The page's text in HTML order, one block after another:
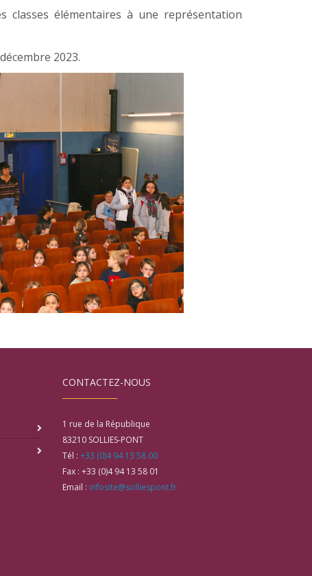
classes élémentaires à une représentation
2023.
CONTACTEZ-NOUS
1 rue de la République
83210 SOLLIES-PONT
Tél : +33 (0)4 94 13 58 00
Fax : +33 (0)4 94 13 58 01
Email : infosite@solliespont.fr